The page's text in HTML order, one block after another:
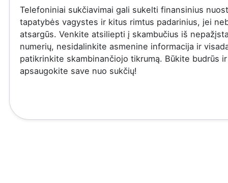
Telefoniniai sukčiavimai gali sukelti finansinius
tapatybės vagystes ir kitus rimtus padarinius, jei
atsargūs. Venkite atsiliepti į skambučius iš
numerių, nesidalinkite asmenine informacija ir
patikrinkite skambinančiojo tikrumą. Būkite budrūs ir
apsaugokite save nuo sukčių!